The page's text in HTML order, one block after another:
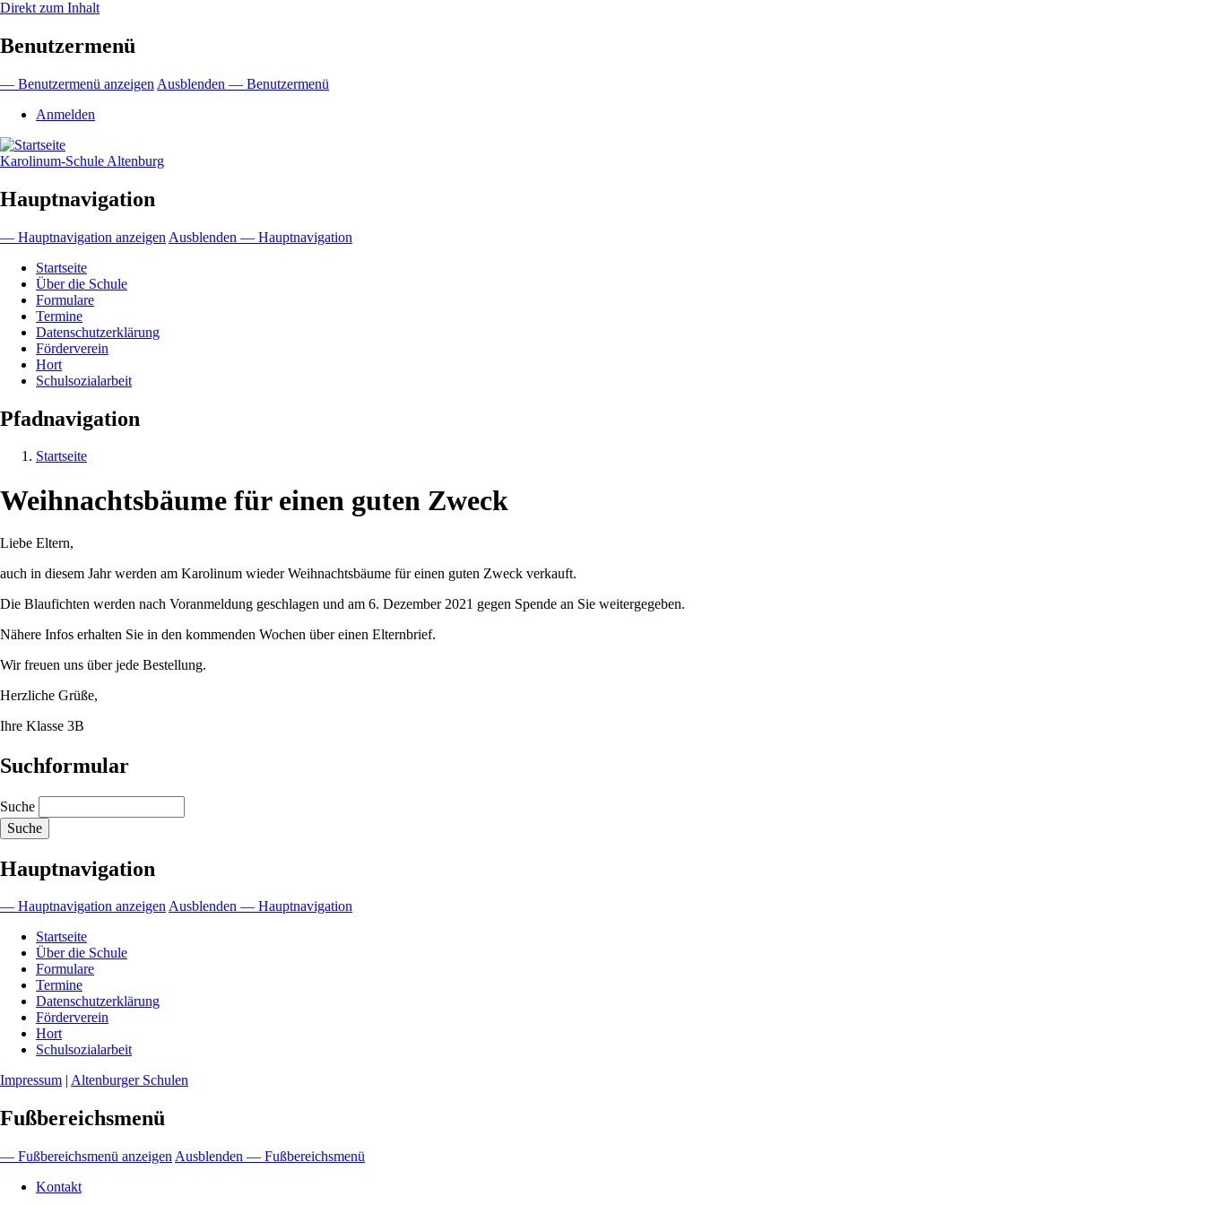
Direkt zum Inhalt
Benutzermenü
— Benutzermenü anzeigen Ausblenden — Benutzermenü
Anmelden
Karolinum-Schule Altenburg
Hauptnavigation
— Hauptnavigation anzeigen Ausblenden — Hauptnavigation
Startseite
Über die Schule
Formulare
Termine
Datenschutzerklärung
Förderverein
Hort
Schulsozialarbeit
Pfadnavigation
Startseite
Weihnachtsbäume für einen guten Zweck
Liebe Eltern,
auch in diesem Jahr werden am Karolinum wieder Weihnachtsbäume für einen guten Zweck verkauft.
Die Blaufichten werden nach Voranmeldung geschlagen und am 6. Dezember 2021 gegen Spende an Sie weitergegeben.
Nähere Infos erhalten Sie in den kommenden Wochen über einen Elternbrief.
Wir freuen uns über jede Bestellung.
Herzliche Grüße,
Ihre Klasse 3B
Suchformular
Suche
Hauptnavigation
— Hauptnavigation anzeigenAusblenden — Hauptnavigation
Startseite
Über die Schule
Formulare
Termine
Datenschutzerklärung
Förderverein
Hort
Schulsozialarbeit
Impressum Altenburger Schulen
Fußbereichsmenü
— Fußbereichsmenü anzeigen Ausblenden — Fußbereichsmenü
Kontakt